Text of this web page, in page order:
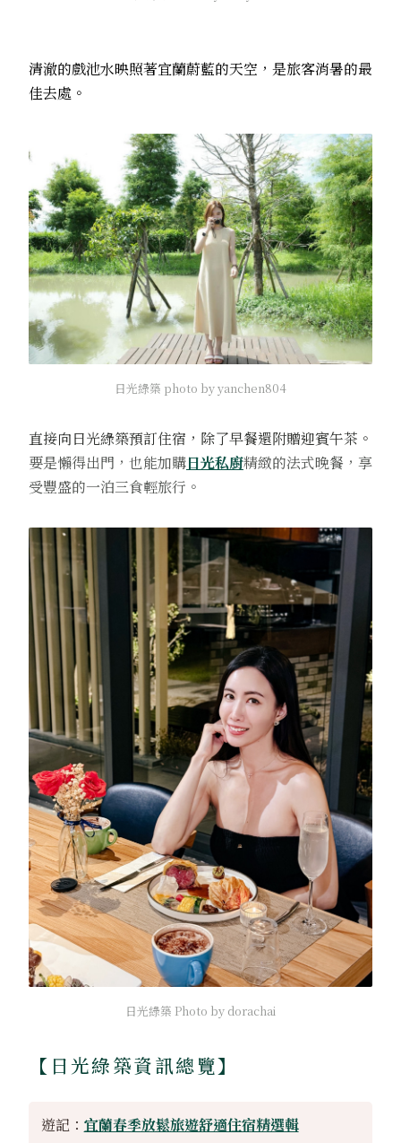
清澈的戲池水映照著宜蘭蔚藍的天空，是旅客消暑的最
佳去處。
日光綠築 photo by yanchen804
直接向日光綠築預訂住宿，除了早餐還附贈迎賓午茶。
要是懶得出門，也能加購日光私廚精緻的法式晚餐，享
受豐盛的一泊三食輕旅行。
日光綠築 Photo by dorachai
【 日光綠築資訊總覽】
遊記： 宜蘭春季放鬆旅遊舒適住宿精選輯